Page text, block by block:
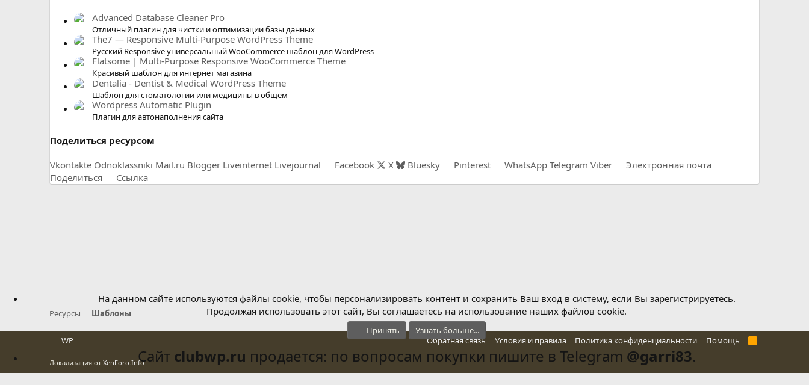
Advanced Database Cleaner Pro
Отличный плагин для чистки и оптимизации базы данных
The7 — Responsive Multi-Purpose WordPress Theme
Русский Responsive универсальный WooCommerce шаблон для WordPress
Flatsome | Multi-Purpose Responsive WooCommerce Theme
Красивый шаблон для интернет магазина
Dentalia - Dentist & Medical WordPress Theme
Шаблон для стоматологии или медицины в общем
Wordpress Automatic Plugin
Плагин для автонаполнения сайта
Поделиться ресурсом
Vkontakte Odnoklassniki Mail.ru Blogger Liveinternet Livejournal Facebook X Bluesky Pinterest WhatsApp Telegram Viber
Электронная почта
Поделиться
Ссылка
Ресурсы Шаблоны
WP Обратная связь Условия и правила Политика конфиденциальности Помощь
R
Локализация от XenForo.Info
На данном сайте используются файлы cookie, чтобы персонализировать контент и сохранить Ваш вход в систему, если Вы зарегистрируетесь.
Продолжая использовать этот сайт, Вы соглашаетесь на использование наших файлов cookie.
Принять Узнать больше...
Сайт clubwp.ru продается: по вопросам покупки пишите в Telegram @garri83.